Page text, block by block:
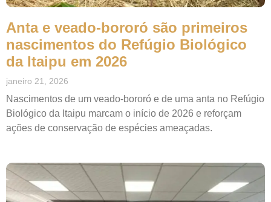
Anta e veado-bororó são primeiros
nascimentos do Refúgio Biológico
da Itaipu em 2026
janeiro 21, 2026
Nascimentos de um veado-bororó e de uma anta no Refúgio
Biológico da Itaipu marcam o início de 2026 e reforçam
ações de conservação de espécies ameaçadas.